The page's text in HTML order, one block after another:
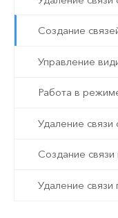
Создание
Управление
Работа в
Удаление
Создание связи
Удаление связи